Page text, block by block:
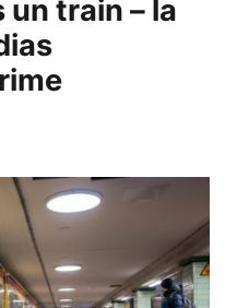
train – la